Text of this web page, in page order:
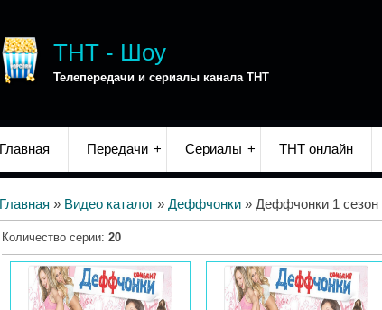
ТНТ - Шоу
Телепередачи и сериалы канала ТНТ
Главная Передачи Сериалы ТНТ онлайн
Главная » Видео каталог » Деффчонки » Деффчонки 1 сезон
Количество серии: 20